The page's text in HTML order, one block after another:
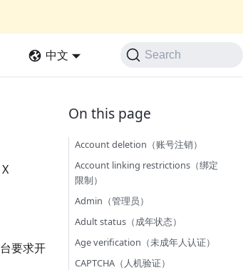
中文 Search
X
要求开
Account deletion（账号注销）
Account linking restrictions（绑定
限制）
Admin（管理员）
Adult status（成年状态）
Age verification（未成年人认证）
CAPTCHA（人机验证）